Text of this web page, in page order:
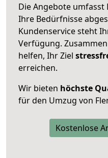
Die Angebote
Ihre Bedürfnisse
Kundenservice steht
Verfügung.
helfen, Ihr Ziel
erreichen.
Wir bieten höchste
für den Umzug von
Kostenlose